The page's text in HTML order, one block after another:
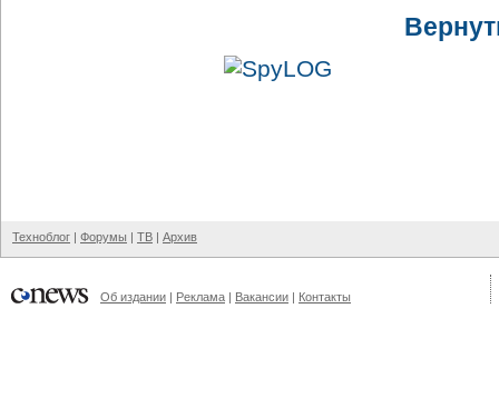
Техноблог | Форумы | ТВ | Архив
Об издании | Реклама | Вакансии | Контакты